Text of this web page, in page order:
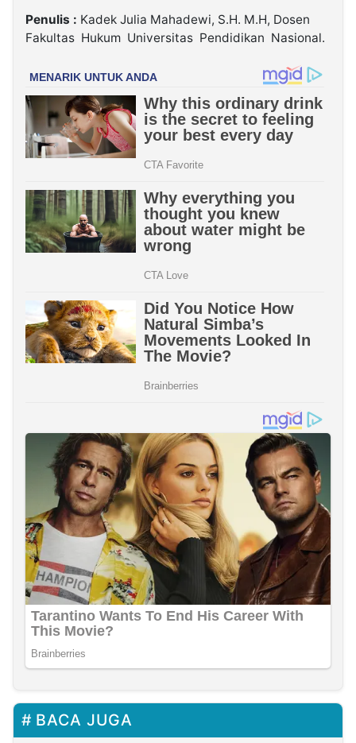
Penulis : Kadek Julia Mahadewi, S.H. M.H, Dosen
Fakultas Hukum Universitas Pendidikan Nasional.
BACA JUGA